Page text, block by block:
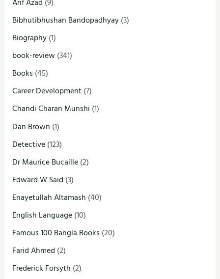
Bibhutibhushan Bandopadhyay(3)
Biography(1)
book-review(341)
Books (45)
Career Development(7)
Chandi Charan Munshi (1)
Dan Brown (1)
Detective(123)
Dr Maurice Bucaille(2)
Edward W Said (3)
Enayetullah Altamash (40)
English Language(10)
Famous 100 Bangla Books (20)
Farid Ahmed (2)
Frederick Forsyth (2)